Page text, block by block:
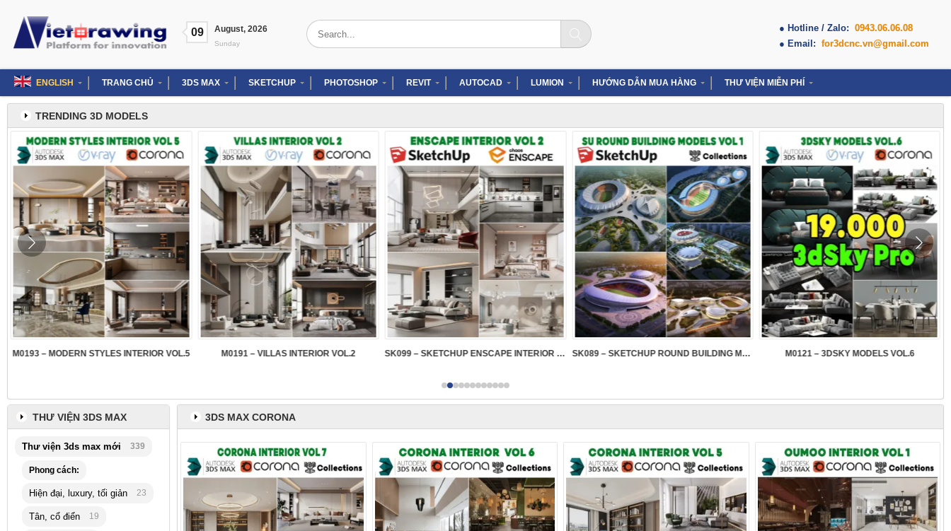
content
09 August, 2026
Sunday
Search
for:
● Hotline / Zalo: 0943.06.06.08
● Email: for3dcnc.vn@gmail.com
ENGLISH TRANG CHỦ 3DS MAX SKETCHUP PHOTOSHOP REVIT AUTOCAD LUMION HƯỚNG DẪN MUA HÀNG THƯ VIỆN MIỄN PHÍ
TRENDING 3D MODELS
M0193 – MODERN STYLES INTERIOR VOL.5 M0191 – VILLAS INTERIOR VOL.2 SK099 – SKETCHUP ENSCAPE INTERIOR VOL.2 SK089 – SKETCHUP ROUND BUILDING MODELS M0121 – 3DSKY MODELS VOL.6
3DS MAX CORONA
THƯ VIỆN 3DS MAX
Thư viện 3ds max mới 339
Phong cách:
Hiện đại, luxury, tối giản 23
Tân, cổ điển 19